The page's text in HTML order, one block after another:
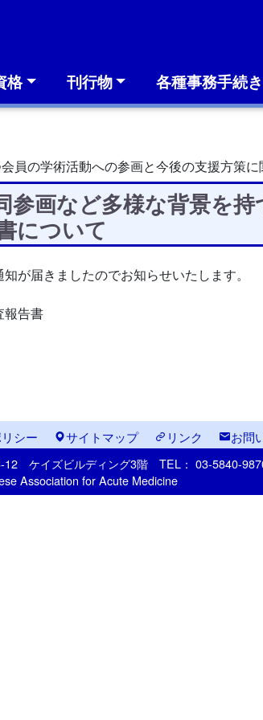
格 刊行物 各種事務手続き
員の学術活動への参画と今後の支援方策
画など多様な背景を
について
が届きましたのでお知らせいたします。
報告書
シー サイトマップ リンク お問
12 ケイズビルディング3階 TEL： 03-5840-
Association for Acute Medicine